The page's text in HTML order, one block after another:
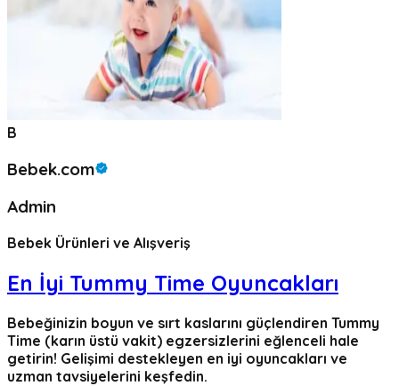
B
Bebek.com
Admin
Bebek Ürünleri ve Alışveriş
En İyi Tummy Time Oyuncakları
Bebeğinizin boyun ve sırt kaslarını güçlendiren Tummy
Time (karın üstü vakit) egzersizlerini eğlenceli hale
getirin! Gelişimi destekleyen en iyi oyuncakları ve
uzman tavsiyelerini keşfedin.